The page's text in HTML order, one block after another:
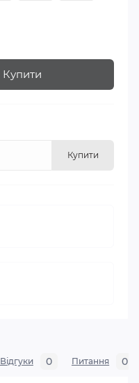
Купити
Купити
Відгуки 0 Питання 0